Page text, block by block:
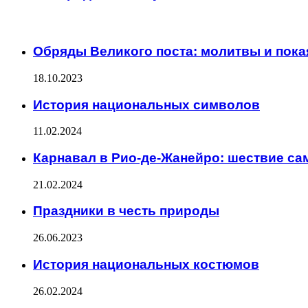
Обряды Великого поста: молитвы и
18.10.2023
История национальных символов
11.02.2024
Карнавал в Рио-де-Жанейро: шествие
21.02.2024
Праздники в честь природы
26.06.2023
История национальных костюмов
26.02.2024